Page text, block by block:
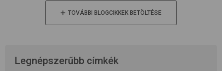
TOVÁBBI BLOGCIKKEK BETÖLTÉSE
Legnépszerűbb címkék